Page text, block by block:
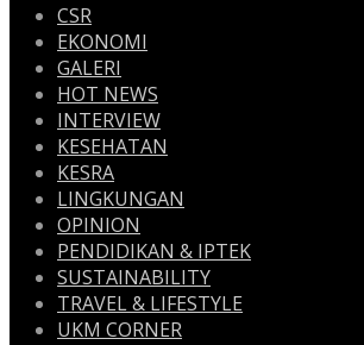
CSR
EKONOMI
GALERI
HOT NEWS
INTERVIEW
KESEHATAN
KESRA
LINGKUNGAN
OPINION
PENDIDIKAN & IPTEK
SUSTAINABILITY
TRAVEL & LIFESTYLE
UKM CORNER